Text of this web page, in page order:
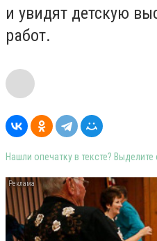
и увидят детскую
работ.
Нашли опечатку в тексте?